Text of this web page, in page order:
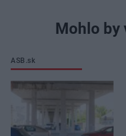
Mohlo by
ASB.sk